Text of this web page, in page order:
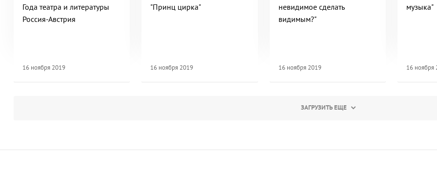
Года театра и литературы
Россия-Австрия
16 ноября 2019
"Принц цирка"
16 ноября 2019
невидимое сделать
видимым?"
16 ноября 2019
музыка"
16 ноября
ЗАГРУЗИТЬ ЕЩЕ